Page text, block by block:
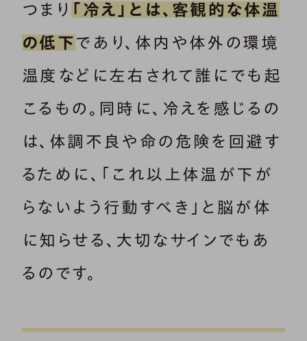
つまり 「冷え」とは、客観的な体温
の低下 であり、体内や体外の環境
温度などに左右されて誰にでも起
こるもの。同時に、冷えを感じるの
は、体調不良や命の危険を回避す
るために、「これ以上体温が下が
らないよう行動すべき」と脳が体
に知らせる、大切なサインでもあ
るのです。